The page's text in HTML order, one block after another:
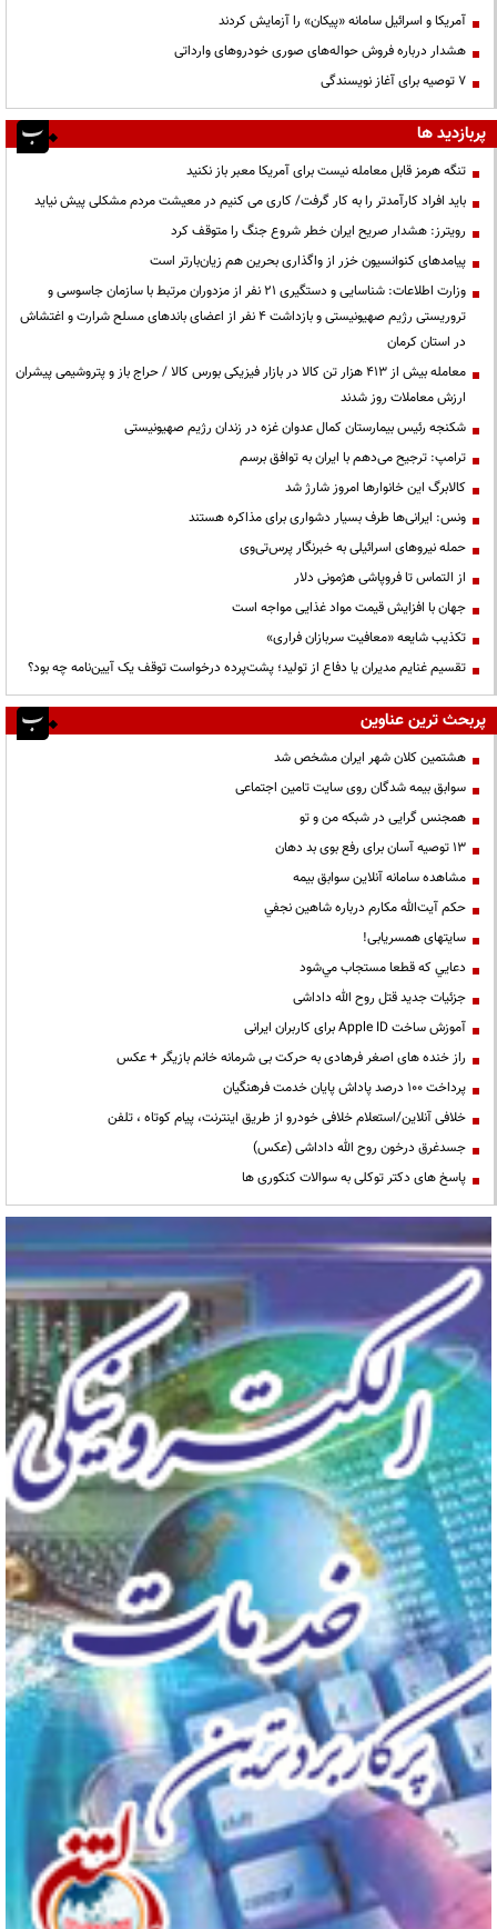
آمریکا و اسرائیل سامانه «پیکان» را آزمایش کردند
هشدار درباره فروش حواله‌های صوری خودروهای وارداتی
۷ توصیه برای آغاز نویسندگی
پربازدید ها
تنگه هرمز قابل معامله نیست برای آمریکا معبر باز نکنید
باید افراد کارآمدتر را به کار گرفت/ کاری می کنیم در معیشت مردم مشکلی پیش نیاید
رویترز: هشدار صریح ایران خطر شروع جنگ را متوقف کرد
پیامدهای کنوانسیون خزر از واگذاری بحرین هم زیان‌بارتر است
وزارت اطلاعات: شناسایی و دستگیری ۲۱ نفر از مزدوران مرتبط با سازمان جاسوسی و
تروریستی رژیم صهیونیستی و بازداشت ۴ نفر از اعضای باندهای مسلح شرارت و اغتشاش
در استان کرمان
معامله بیش از ۴۱۳ هزار تن کالا در بازار فیزیکی بورس کالا / حراج باز و پتروشیمی پیشران
ارزش معاملات روز شدند
شکنجه رئیس بیمارستان کمال عدوان غزه در زندان رژیم صهیونیستی
ترامپ: ترجیح می‌دهم با ایران به توافق برسم
کالابرگ این خانوارها امروز شارژ شد
ونس: ایرانی‌ها طرف بسیار دشواری برای مذاکره هستند
حمله نیروهای اسرائیلی به خبرنگار پرس‌تی‌وی
از التماس تا فروپاشی هژمونی دلار
جهان با افزایش قیمت مواد غذایی مواجه است
تکذیب شایعه «معافیت سربازان فراری»
تقسیم غنایم مدیران یا دفاع از تولید؛ پشت‌پرده درخواست توقف یک آیین‌نامه چه بود؟
پربحث ترین عناوین
هشتمین کلان شهر ایران مشخص شد
سوابق بیمه شدگان روی سایت تامین اجتماعی
همجنس گرایی در شبکه من و تو
13 توصیه آسان برای رفع بوی بد دهان
مشاهده سامانه آنلاين سوابق بیمه
حكم آيت‌الله مكارم درباره شاهين نجفي
سایتهای همسریابی!
دعايي كه قطعا مستجاب مي‌شود
جزئیات جدید قتل روح الله داداشی
آموزش ساخت Apple ID برای کاربران ایرانی
راز خنده های اصغر فرهادی به حرکت بی شرمانه خانم بازیگر + عکس
پرداخت ۱۰۰ درصد پاداش پایان خدمت فرهنگیان
خلافی آنلاین/استعلام خلافی خودرو از طریق اینترنت، پیام کوتاه ، تلفن
جسدغرق درخون روح الله داداشی (عکس)
پاسخ های دکتر توکلی به سوالات کنکوری ها